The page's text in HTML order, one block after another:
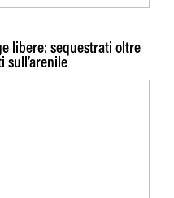
libere: sequestrati oltre
sull’arenile